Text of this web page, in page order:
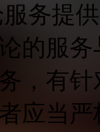
务提
的服
，有
应当